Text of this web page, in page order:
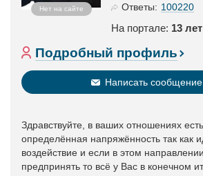
Нет на сайте
Ответы: 100220
На портале: 13
Подробный профиль
Написать сообщение
Здравствуйте, в ваших отношениях есть
определённая напряжённость так как
воздействие и если в этом
предпринять то всё у Вас в конечном